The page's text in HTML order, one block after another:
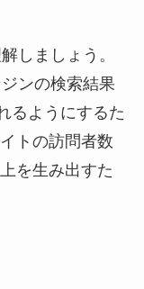
しましょう。
ンの検索結果
るようにするた
トの訪問者数
を生み出すた